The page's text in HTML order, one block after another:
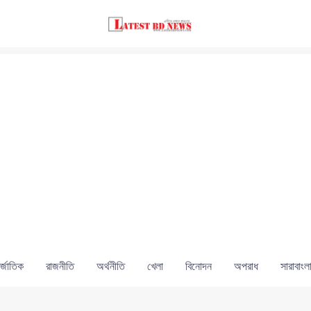
রাজনীতি অর্থনীতি খেলা বিনোদন অপরাধ